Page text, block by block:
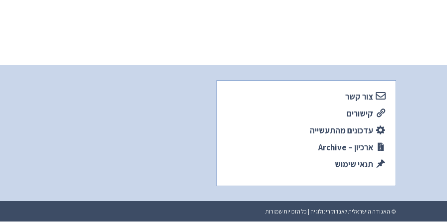
צור קשר
קישורים
עדכונים מהתעשייה
ארכיון – Archive
תנאי שימוש
© האגודה הישראלית לאנדוקרינולוגיה | כל הזכויות שמורות